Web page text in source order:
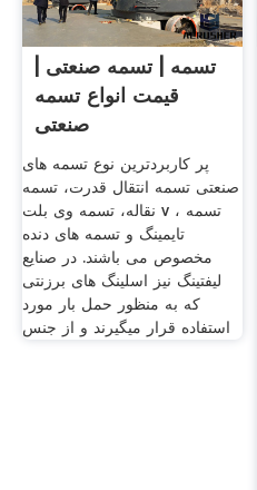
تسمه | تسمه صنعتی |
قیمت انواع تسمه
صنعتی
پر کاربردترین نوع تسمه های
صنعتی تسمه انتقال قدرت، تسمه
نقاله، تسمه وی بلت v ، تسمه
تایمینگ و تسمه های دنده
مخصوص می باشند. در صنایع
لیفتینگ نیز اسلینگ های برزنتی
که به منظور حمل بار مورد
استفاده قرار میگیرند و از جنس